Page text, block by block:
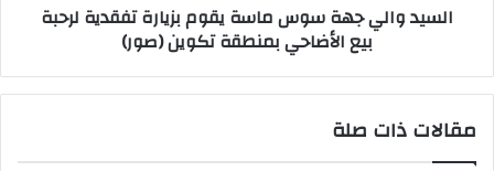
السيد والي جهة سوس ماسة يقوم بزيارة تفقدية لرحبة
بيع الأضاحي بمنطقة تكوين (صور)
مقالات ذات صلة